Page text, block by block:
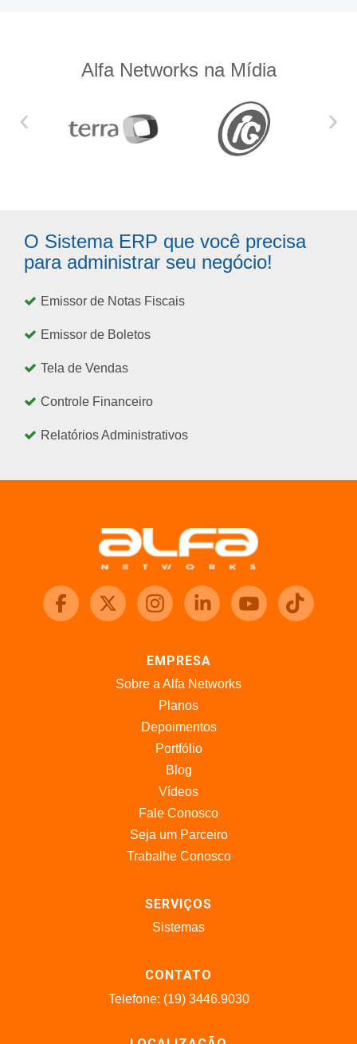
Alfa Networks na Mídia
‹ ›
O Sistema ERP que você precisa
para administrar seu negócio!
Emissor de Notas Fiscais
Emissor de Boletos
Tela de Vendas
Controle Financeiro
Relatórios Administrativos
EMPRESA
Sobre a Alfa Networks
Planos
Depoimentos
Portfólio
Blog
Vídeos
Fale Conosco
Seja um Parceiro
Trabalhe Conosco
SERVIÇOS
Sistemas
CONTATO
Telefone: (19) 3446.9030